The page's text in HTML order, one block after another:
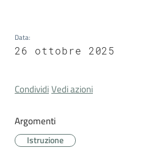
Cava
de'
Tutti
Data:
26 ottobre 2025
CondividiVedi azioni
Argomenti
Istruzione